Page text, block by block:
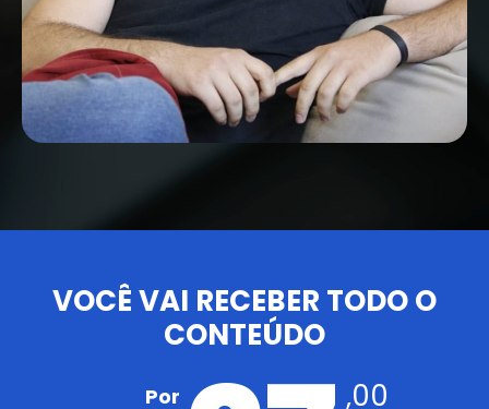
VOCÊ VAI RECEBER TODO O
CONTEÚDO
Por
,00